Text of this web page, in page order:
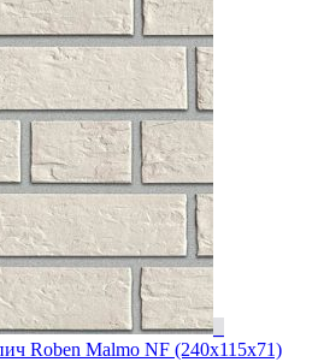
Roben Malmo NF (240x115x71)